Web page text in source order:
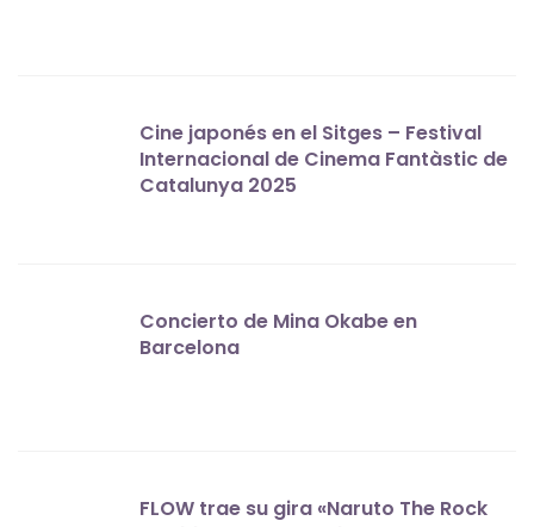
Cine japonés en el Sitges – Festival
Internacional de Cinema Fantàstic de
Catalunya 2025
Concierto de Mina Okabe en
Barcelona
FLOW trae su gira «Naruto The Rock